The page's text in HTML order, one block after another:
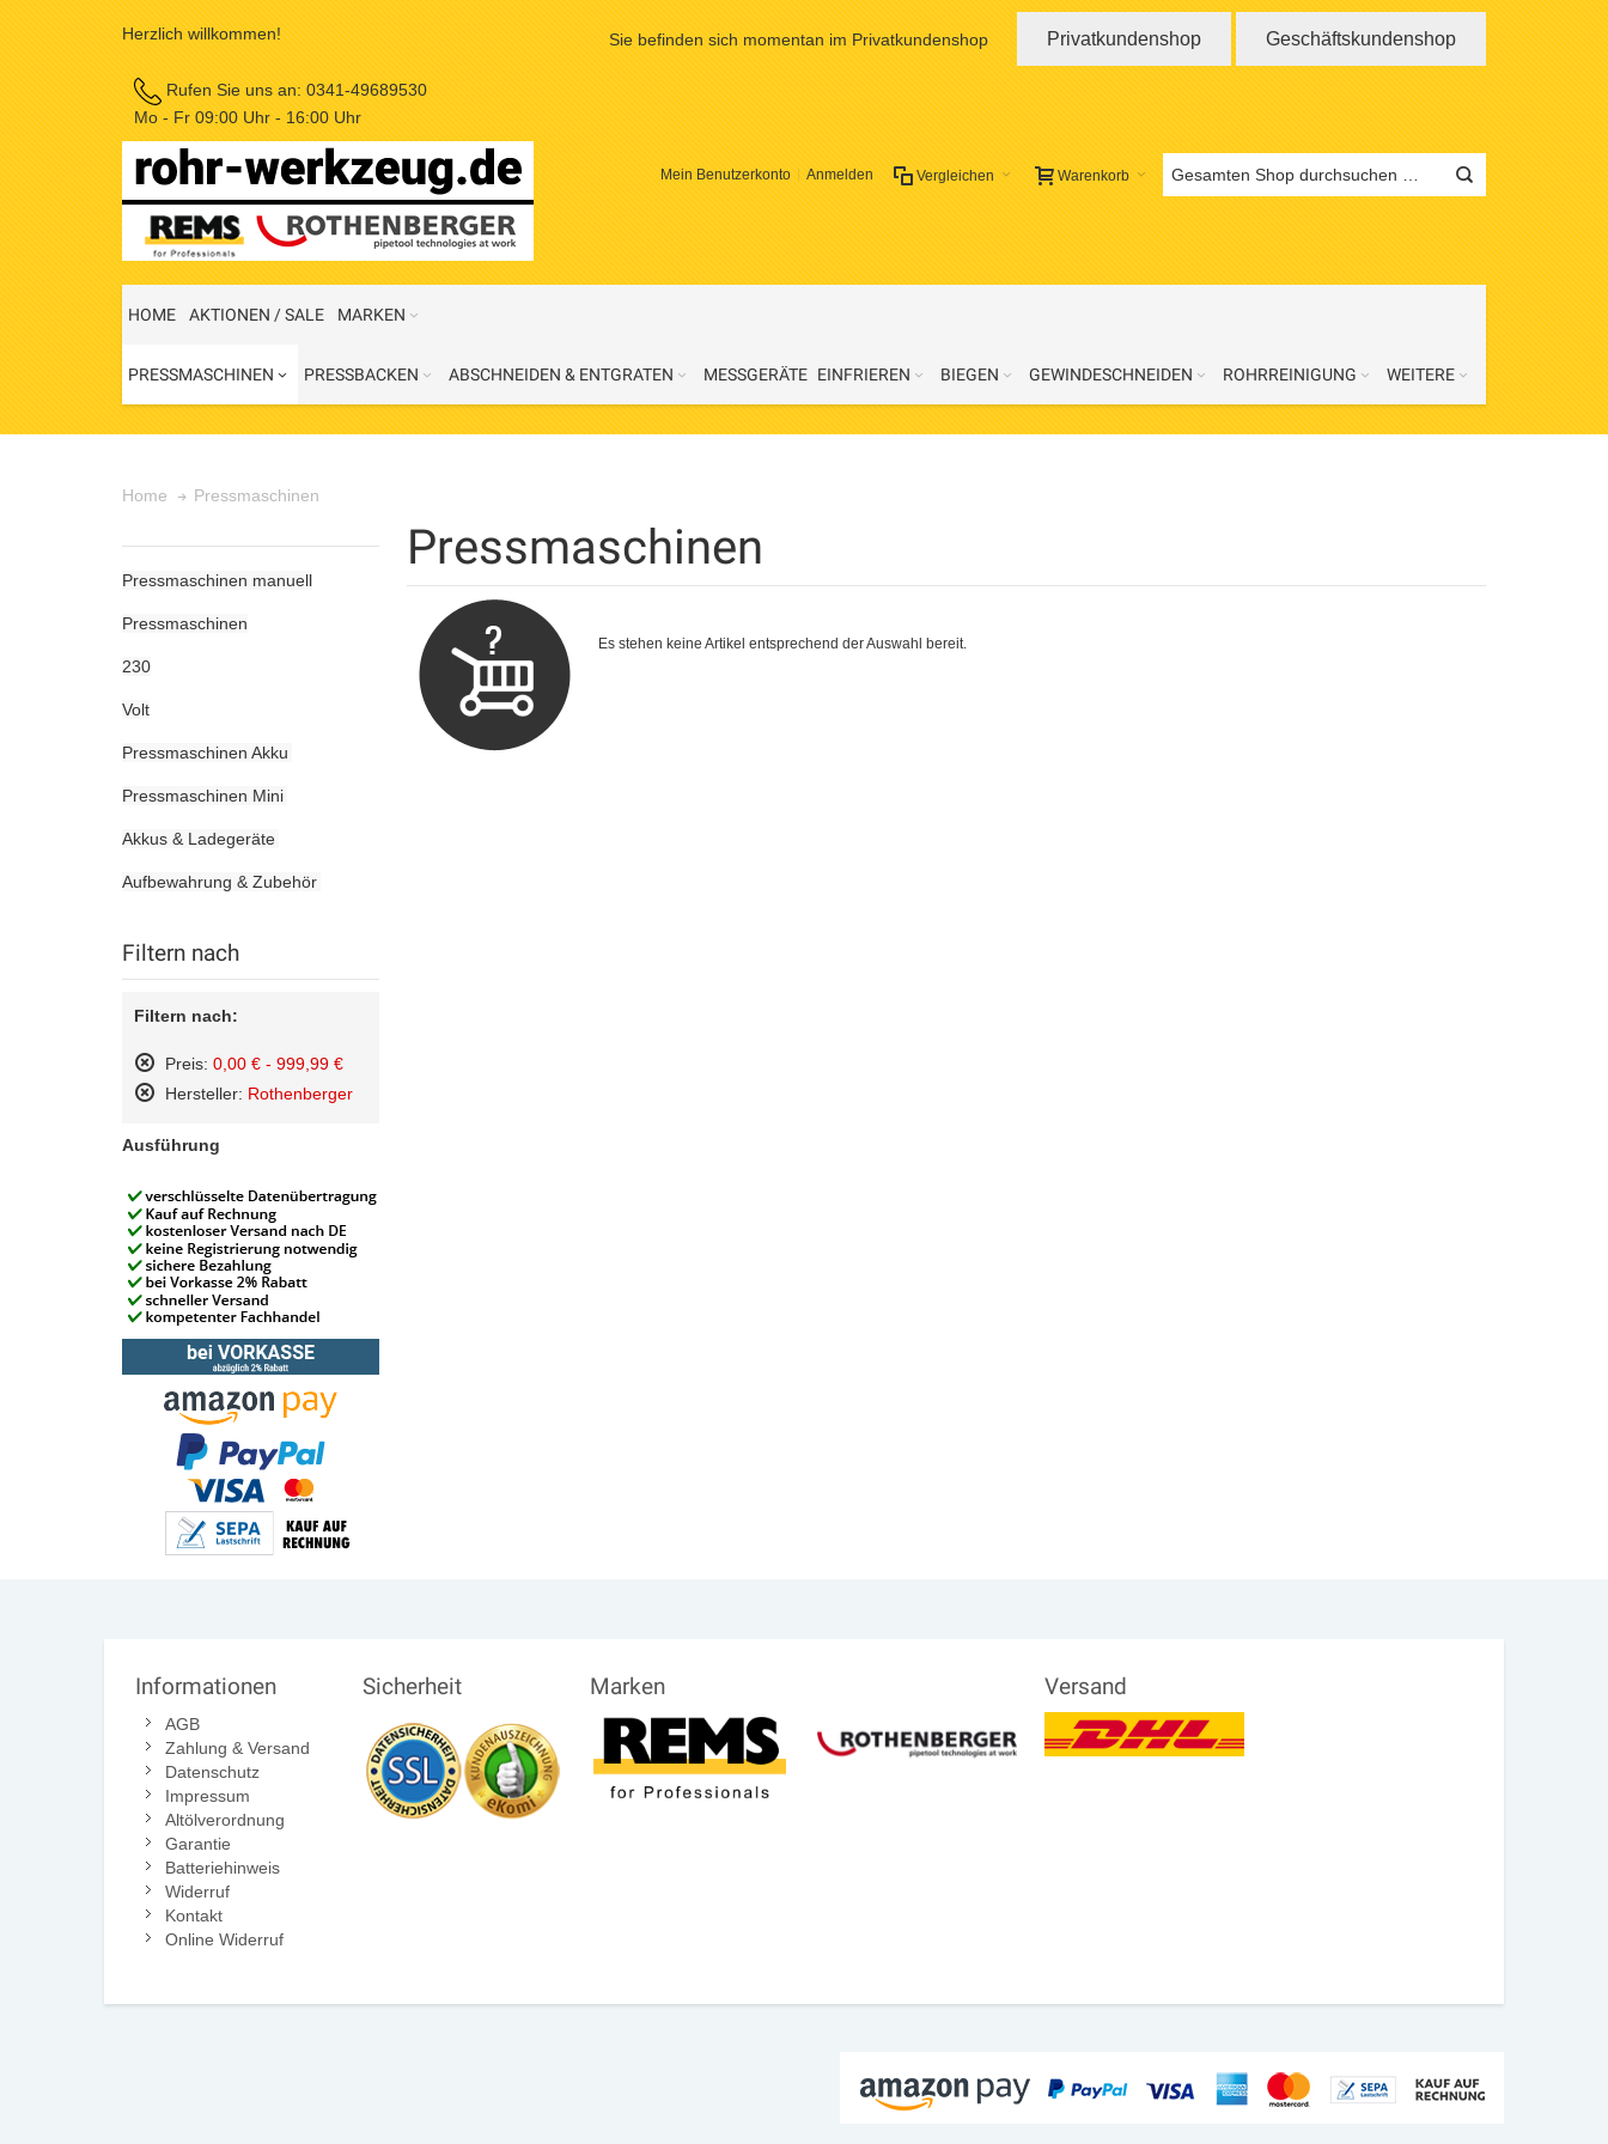
Herzlich willkommen! Sie befinden sich momentan im Privatkundenshop Privatkundenshop Geschäftskundenshop
Rufen Sie uns an: 0341-49689530
Mo - Fr 09:00 Uhr - 16:00 Uhr
Warenkorb
Vergleichen
Mein Benutzerkonto Anmelden
HOME AKTIONEN / SALE MARKEN
PRESSMASCHINEN PRESSBACKEN ABSCHNEIDEN & ENTGRATEN MESSGERÄTE EINFRIEREN BIEGEN GEWINDESCHNEIDEN ROHRREINIGUNG WEITERE
Home Pressmaschinen
Pressmaschinen
Es stehen keine Artikel entsprechend der Auswahl bereit.
Pressmaschinen manuell
Pressmaschinen
230
Volt
Pressmaschinen Akku
Pressmaschinen Mini
Akkus & Ladegeräte
Aufbewahrung & Zubehör
Filtern nach
Filtern nach:
Preis: 0,00 € - 999,99 €
Diesen
Artikel
Hersteller: Rothenberger
Artikel
entfernen
Ausführung
Informationen
AGB
Zahlung & Versand
Datenschutz
Impressum
Altölverordnung
Garantie
Batteriehinweis
Widerruf
Kontakt
Online Widerruf
Sicherheit Marken Versand